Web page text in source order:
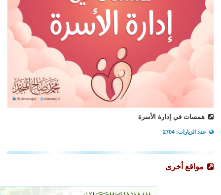
همسات في إدارة الأسرة
عدد الزيارات: 2704
مواقع أخرى